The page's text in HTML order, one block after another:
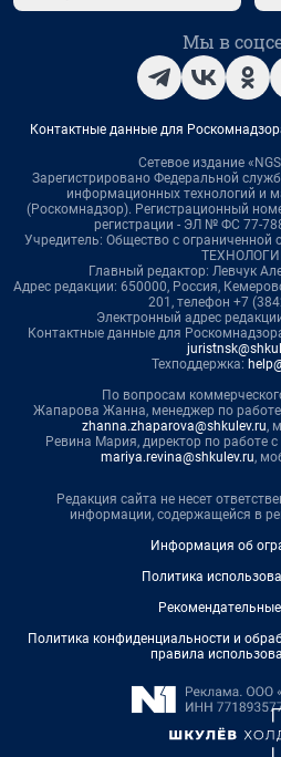
Мы в
Контактные данные для
Сетевое издание
Зарегистрировано Федеральной
информационных технологий и
(Роскомнадзор). Регистрационный
регистрации - ЭЛ № ФС 77-
Учредитель: Общество с
Главный редактор: Левчук
Адрес редакции: 650000, Россия,
201, телефон +7
Электронный адрес
Контактные данные для
Техподдержка:
По вопросам
Жапарова Жанна, менеджер по
zhanna.zhaparova@shkulev.ru,
Ревина Мария, директор по работе
mariya.revina@shkulev.ru,
Редакция сайта не несет
информации, содержащейся в
Информация об
Политика
Политика конфиденциальности и
правила